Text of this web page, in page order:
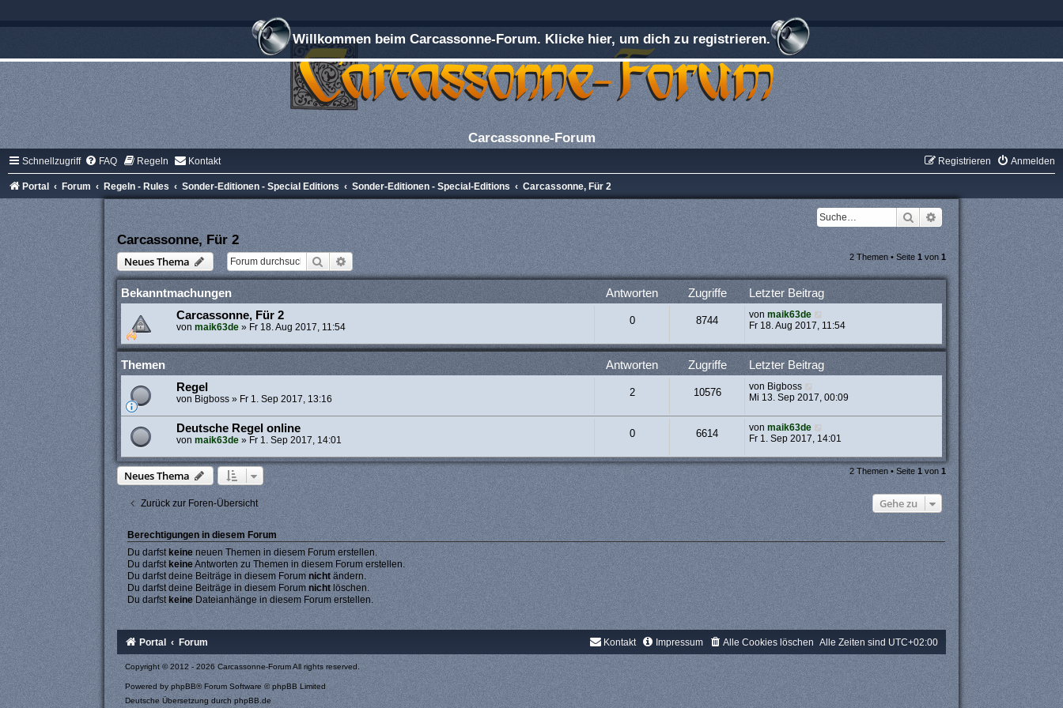
Willkommen beim Carcassonne-Forum. Klicke hier, um dich zu registrieren.
Carcassonne-Forum
Schnellzugriff FAQ Regeln Kontakt Anmelden
Registrieren
Portal Forum Regeln - Rules Sonder-Editionen - Special Editions Sonder-Editionen - Special-Editions Carcassonne, Für 2
Suche
Erweiterte Suche
Carcassonne, Für 2
Neues Thema
Suche Erweiterte Suche 2 Themen • Seite1 von1
Bekanntmachungen Antworten Zugriffe Letzter Beitrag
Carcassonne, Für 2
von maik63de» Fr 18. Aug 2017, 11:54
0 8744 vonmaik63de
Fr 18. Aug 2017, 11:54
Themen Antworten Zugriffe Letzter Beitrag
Regel
von Bigboss» Fr 1. Sep 2017, 13:16
2 10576 von Bigboss
Mi 13. Sep 2017, 00:09
Deutsche Regel online
von maik63de» Fr 1. Sep 2017, 14:01
0 6614 vonmaik63de
Fr 1. Sep 2017, 14:01
Neues Thema 2 Themen • Seite1 von1
Zurück zur Foren-Übersicht Gehe zu
Berechtigungen in diesem Forum
Du darfst keineneuen Themen in diesem Forum erstellen.
Du darfstkeineAntworten zu Themen in diesem Forum erstellen.
Du darfst deine Beiträge in diesem Forumnichtändern.
Du darfst deine Beiträge in diesem Forum nichtlöschen.
Du darfstkeineDateianhänge in diesem Forum erstellen.
Portal Forum Alle Zeiten sind UTC+02:00
Alle Cookies löschen
Impressum
Kontakt
Copyright © 2012 - 2026 Carcassonne-Forum All rights reserved.
Powered by phpBB® Forum Software © phpBB Limited
Deutsche Übersetzung durch phpBB.de